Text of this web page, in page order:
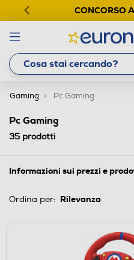
CONCORSO
Gaming Pc Gaming
Pc Gaming
35 prodotti
Informazioni sui prezzi e
Ordina per: